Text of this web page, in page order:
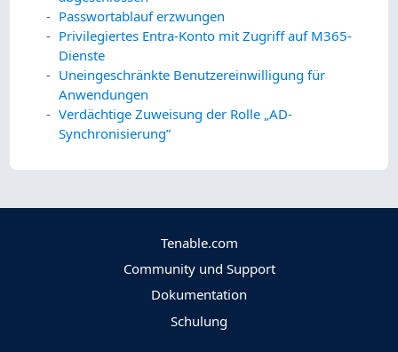
Passwortablauf erzwungen
Privilegiertes Entra-Konto mit Zugriff auf M365-
Dienste
Uneingeschränkte Benutzereinwilligung für
Anwendungen
Verdächtige Zuweisung der Rolle „AD-
Synchronisierung”
Tenable.com
Community und Support
Dokumentation
Schulung